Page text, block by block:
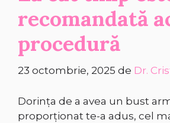
recomandată
procedură
23 octombrie, 2025 de Dr.
Dorința de a avea un bust
proporționat te-a adus, cel